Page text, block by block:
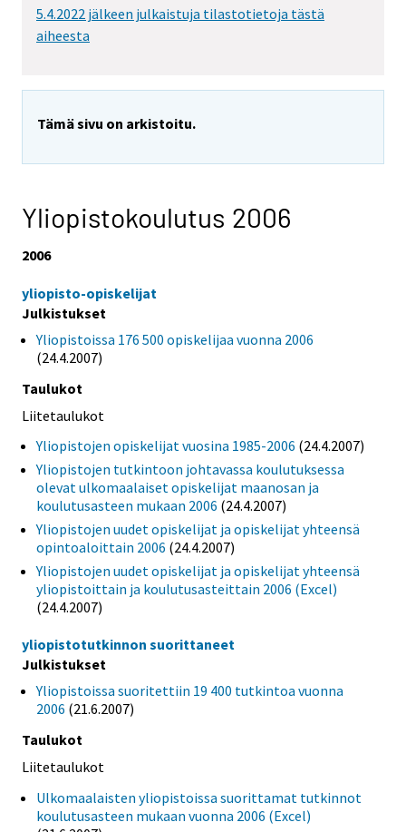
5.4.2022 jälkeen julkaistuja tilastotietoja tästä
aiheesta
Tämä sivu on arkistoitu.
Yliopistokoulutus 2006
2006
yliopisto-opiskelijat
Julkistukset
Yliopistoissa 176 500 opiskelijaa vuonna 2006
(24.4.2007)
Taulukot
Liitetaulukot
Yliopistojen opiskelijat vuosina 1985-2006 (24.4.2007)
Yliopistojen tutkintoon johtavassa koulutuksessa
olevat ulkomaalaiset opiskelijat maanosan ja
koulutusasteen mukaan 2006 (24.4.2007)
Yliopistojen uudet opiskelijat ja opiskelijat yhteensä
opintoaloittain 2006 (24.4.2007)
Yliopistojen uudet opiskelijat ja opiskelijat yhteensä
yliopistoittain ja koulutusasteittain 2006 (Excel)
(24.4.2007)
yliopistotutkinnon suorittaneet
Julkistukset
Yliopistoissa suoritettiin 19 400 tutkintoa vuonna
2006 (21.6.2007)
Taulukot
Liitetaulukot
Ulkomaalaisten yliopistoissa suorittamat tutkinnot
koulutusasteen mukaan vuonna 2006 (Excel)